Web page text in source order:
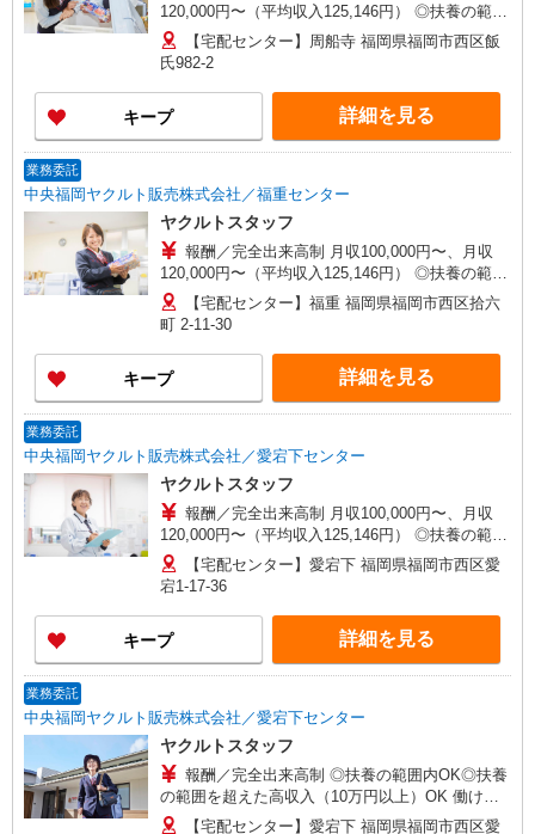
120,000円〜（平均収入125,146円） ◎扶養の範囲
内OK◎扶養の範囲を超えた高収入（10万円以上）
OK 働ける時間や環境に合わせて最大限に考慮し
ます。 職場体験実施！少しでも不安のある方、お
気軽にお問い合わせください！ ＊収入補償（10ヶ
月）／月10万円※研修・社員同行フォローも約2ヶ
月間と充実！ ◆商品買取りなし！しっかり稼げま
間：10か月
【宅配センター】周船寺 福岡県福岡市西区飯
氏982-2
キープ 詳細を見る
業務委託
中央福岡ヤクルト販売株式会社／福重センター
ヤクルトスタッフ
報酬／完全出来高制 月収100,000円〜、月収
120,000円〜（平均収入125,146円） ◎扶養の範囲
内OK◎扶養の範囲を超えた高収入（10万円以上）
OK 働ける時間や環境に合わせて最大限に考慮し
ます。 職場体験実施！少しでも不安のある方、お
気軽にお問い合わせください！ ＊収入補償（10ヶ
月）／月10万円※研修・社員同行フォローも約2ヶ
月間と充実！ ◆商品買取りなし！しっかり稼げま
間：10か月
【宅配センター】福重 福岡県福岡市西区拾六
町 2-11-30
キープ 詳細を見る
業務委託
中央福岡ヤクルト販売株式会社／愛宕下センター
ヤクルトスタッフ
報酬／完全出来高制 月収100,000円〜、月収
120,000円〜（平均収入125,146円） ◎扶養の範囲
内OK◎扶養の範囲を超えた高収入（10万円以上）
OK 働ける時間や環境に合わせて最大限に考慮し
ます。 職場体験実施！少しでも不安のある方、お
気軽にお問い合わせください！ ＊収入補償（10ヶ
月）／月10万円※研修・社員同行フォローも約2ヶ
月間と充実！ ◆商品買取りなし！しっかり稼げま
間：10か月
【宅配センター】愛宕下 福岡県福岡市西区愛
宕1-17-36
キープ 詳細を見る
業務委託
中央福岡ヤクルト販売株式会社／愛宕下センター
ヤクルトスタッフ
報酬／完全出来高制 ◎扶養の範囲内OK◎扶養
の範囲を超えた高収入（10万円以上）OK 働ける
時間や環境に合わせて最大限に考慮します。 職場
【宅配センター】愛宕下 福岡県福岡市西区愛